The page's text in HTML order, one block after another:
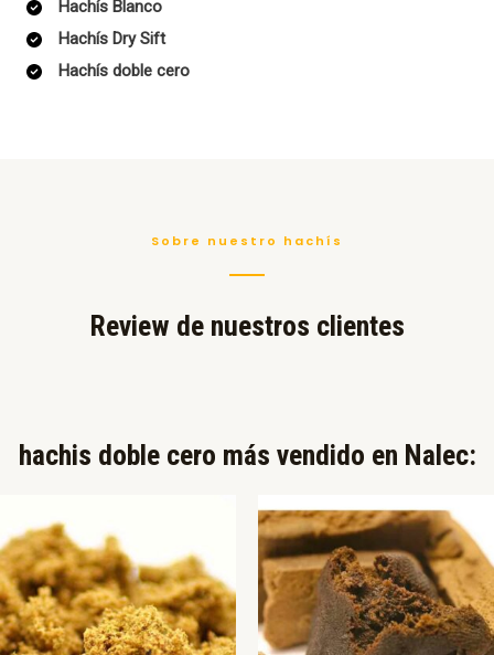
Hachís Blanco
Hachís Dry Sift
Hachís doble cero
Sobre nuestro hachís
Review de nuestros clientes
hachis doble cero más vendido en Nalec:​